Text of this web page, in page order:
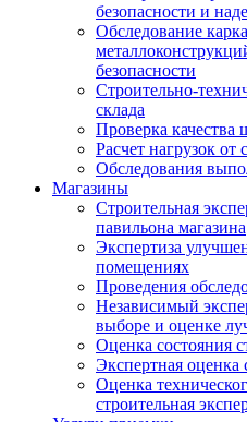
безопасности и
Обследование
безопасности
Строительно-
склада
Проверка
Расчет нагрузок от
Обследования
Магазины
Строительная
павильона магазина
Экспертиза
помещениях
Проведения
Независимый
выборе и оценке
Оценка состояния
Экспертная оценка
Оценка
строительная